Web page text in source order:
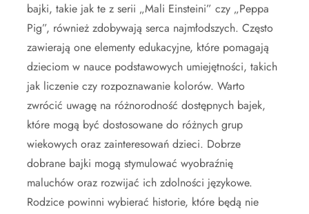
bajki, takie jak te z serii „Mali Einsteini” czy „Peppa
Pig”, również zdobywają serca najmłodszych. Często
zawierają one elementy edukacyjne, które pomagają
dzieciom w nauce podstawowych umiejętności, takich
jak liczenie czy rozpoznawanie kolorów. Warto
zwrócić uwagę na różnorodność dostępnych bajek,
które mogą być dostosowane do różnych grup
wiekowych oraz zainteresowań dzieci. Dobrze
dobrane bajki mogą stymulować wyobraźnię
maluchów oraz rozwijać ich zdolności językowe.
Rodzice powinni wybierać historie, które będą nie